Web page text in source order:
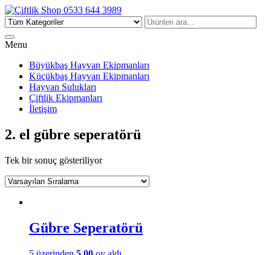
Çiftlik Shop 0533 644 3989
Menu
Büyükbaş Hayvan Ekipmanları
Küçükbaş Hayvan Ekipmanları
Hayvan Sulukları
Çiftlik Ekipmanları
İletişim
2. el gübre seperatörü
Tek bir sonuç gösteriliyor
Gübre Seperatörü